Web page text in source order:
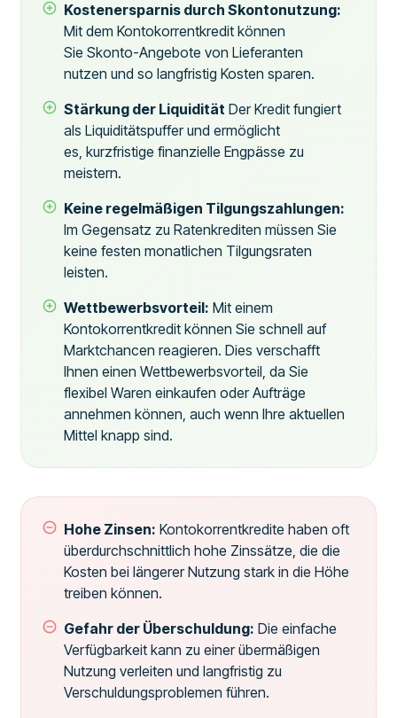
Kostenersparnis durch Skontonutzung:
Mit dem Kontokorrentkredit können
Sie Skonto-Angebote von Lieferanten
nutzen und so langfristig Kosten sparen.
Stärkung der Liquidität Der Kredit fungiert
als Liquiditätspuffer und ermöglicht
es, kurzfristige finanzielle Engpässe zu
meistern.
Keine regelmäßigen Tilgungszahlungen:
Im Gegensatz zu Ratenkrediten müssen Sie
keine festen monatlichen Tilgungsraten
leisten.
Wettbewerbsvorteil: Mit einem
Kontokorrentkredit können Sie schnell auf
Marktchancen reagieren. Dies verschafft
Ihnen einen Wettbewerbsvorteil, da Sie
flexibel Waren einkaufen oder Aufträge
annehmen können, auch wenn Ihre aktuellen
Mittel knapp sind.
Hohe Zinsen: Kontokorrentkredite haben oft
überdurchschnittlich hohe Zinssätze, die die
Kosten bei längerer Nutzung stark in die Höhe
treiben können.
Gefahr der Überschuldung: Die einfache
Verfügbarkeit kann zu einer übermäßigen
Nutzung verleiten und langfristig zu
Verschuldungsproblemen führen.